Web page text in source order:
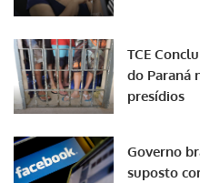
TCE
do Paraná
presídios
Governo
suposto